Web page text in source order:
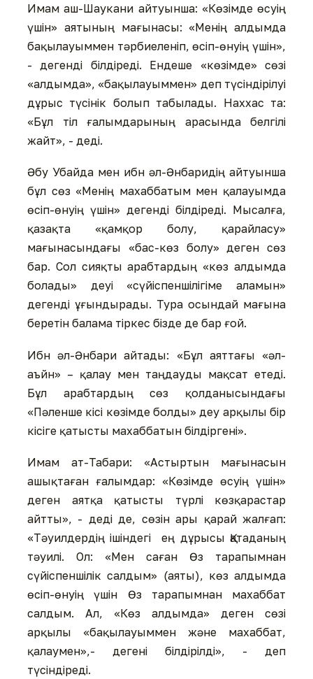
Имам аш-Шаукани айтуынша: «Көзімде өсуің
үшін» аятының мағынасы: «Менің алдымда
бақылауыммен тәрбиеленіп, өсіп-өнуің үшін»,
- дегенді білдіреді. Ендеше «көзімде» сөзі
«алдымда», «бақылауыммен» деп түсіндірілуі
дұрыс түсінік болып табылады. Наххас та:
«Бұл тіл ғалымдарының арасында белгілі
жайт», - деді.
Әбу Убайда мен ибн әл-Әнбаридің айтуынша
бұл сөз «Менің махаббатым мен қалауымда
өсіп-өнуің үшін» дегенді білдіреді. Мысалға,
қазақта «қамқор болу, қарайласу»
мағынасындағы «бас-көз болу» деген сөз
бар. Сол сияқты арабтардың «көз алдымда
болады» деуі «сүйіспеншілігіме аламын»
дегенді ұғындырады. Тура осындай мағына
беретін балама тіркес бізде де бар ғой.
Ибн әл-Әнбари айтады: «Бұл аяттағы «әл-
аъйн» – қалау мен таңдауды мақсат етеді.
Бұл арабтардың сөз қолданысындағы
«Пәленше кісі көзімде болды» деу арқылы бір
кісіге қатысты махаббатын білдіргені».
Имам ат-Табари: «Астыртын мағынасын
ашықтаған ғалымдар: «Көзімде өсуің үшін»
деген аятқа қатысты түрлі көзқарастар
айтты», - деді де, сөзін ары қарай жалғап:
«Тәуилдердің ішіндегі ең дұрысы Қатаданың
тәуилі. Ол: «Мен саған Өз тарапымнан
сүйіспеншілік салдым» (аяты), көз алдымда
өсіп-өнуің үшін Өз тарапымнан махаббат
салдым. Ал, «Көз алдымда» деген сөзі
арқылы «бақылауыммен және махаббат,
қалаумен»,- дегені білдірілді», - деп
түсіндіреді.